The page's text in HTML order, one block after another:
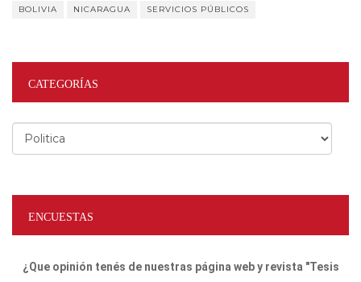
BOLIVIA NICARAGUA SERVICIOS PÚBLICOS
CATEGORÍAS
Categorías
ENCUESTAS
¿Que opinión tenés de nuestras página web y revista "Tesis